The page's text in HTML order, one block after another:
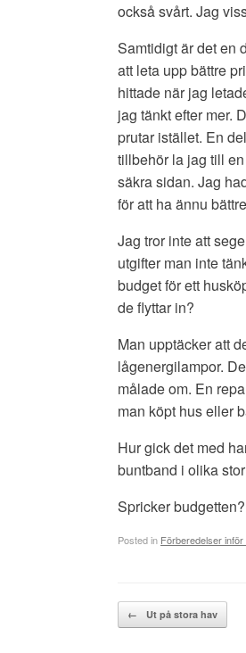
också svårt. Jag
Samtidigt är det en
att leta upp bättre
hittade när jag
jag tänkt efter mer.
prutar istället. En
tillbehör la jag till
säkra sidan. Jag
för att ha ännu
Jag tror inte att
utgifter man inte
budget för ett
de flyttar in?
Man upptäcker att
lågenergilampor.
målade om. En
man köpt hus eller
Hur gick det med
buntband i olika
Spricker
Posted in Förberedelser inför
Post navigation
← Ut på stora hav